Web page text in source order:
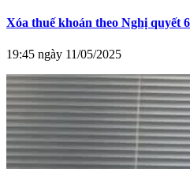
Xóa thuế khoán theo Nghị quyết
19:45 ngày 11/05/2025